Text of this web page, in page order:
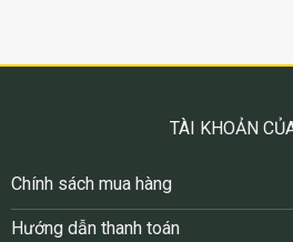
TÀI KHOẢN
Chính sách mua hàng
Hướng dẫn thanh toán